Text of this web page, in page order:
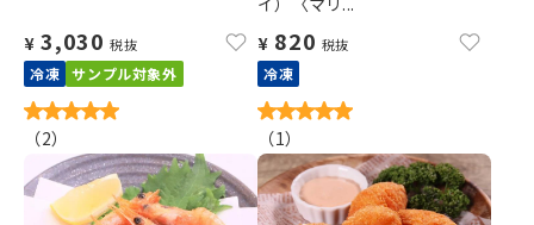
¥ 3,030 税抜
冷凍 サンプル対象外
（2）
¥ 820 税抜
冷凍
（1）